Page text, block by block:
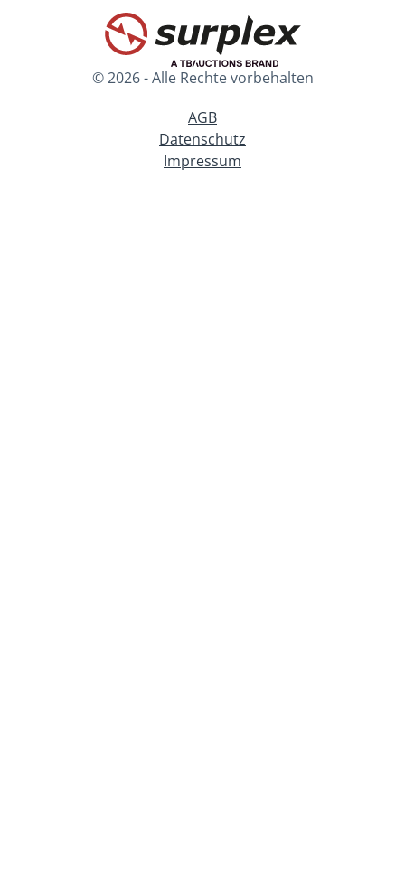
© 2026 - Alle Rechte vorbehalten
AGB
Datenschutz
Impressum